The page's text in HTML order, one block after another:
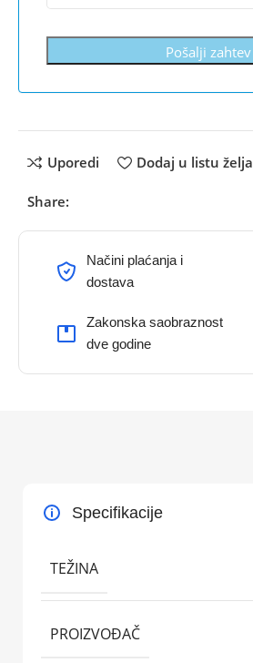
Pošalji zahtev
Uporedi Dodaj u listu želja
Share:
Načini plaćanja i
dostava
Zakonska saobraznost
dve godine
Specifikacije
TEŽINA
PROIZVOĐAČ